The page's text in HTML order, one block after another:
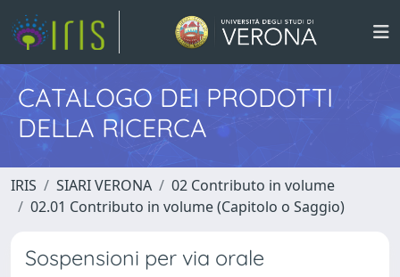
CATALOGO DEI PRODOTTI
DELLA RICERCA
IRIS SIARI VERONA
02 Contributo in volume
02.01 Contributo in volume (Capitolo o Saggio)
Sospensioni per via orale